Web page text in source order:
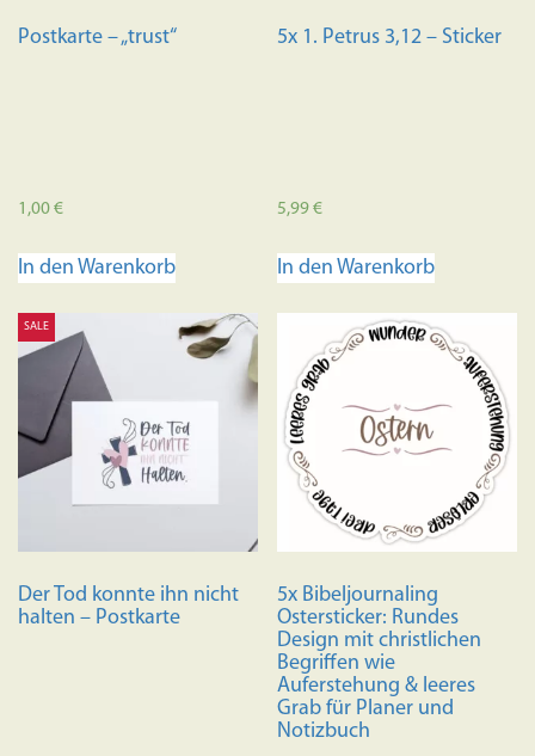
Postkarte – „trust“
1,00€
In den Warenkorb
5x 1. Petrus 3,12 – Sticker
5,99€
In den Warenkorb
SALE
Der Tod konnte ihn nicht
halten – Postkarte
5x Bibeljournaling
Ostersticker: Rundes
Design mit christlichen
Begriffen wie
Auferstehung & leeres
Grab für Planer und
Notizbuch